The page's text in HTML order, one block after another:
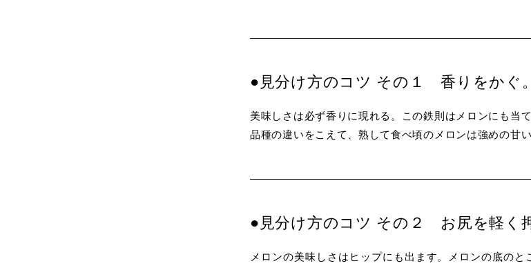
●見分け方のコツ その１ 香りをかぐ。
美味しさは必ず香りに現れる。この鉄則はメロンにも当
品種の違いをこえて、熟して食べ頃のメロンは強めの甘
●見分け方のコツ その２ お尻を軽く
メロンの美味しさはヒップにも出ます。メロンの底の